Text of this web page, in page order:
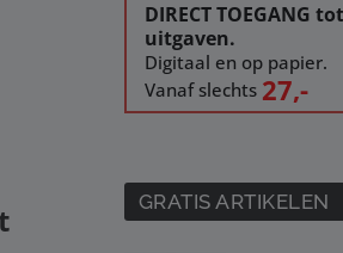
DIRECT TOEGANG
uitgaven.
Digitaal en op papier.
Vanaf slechts 27,-
GRATIS ARTIKELEN